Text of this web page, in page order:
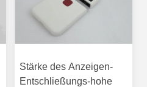
Stärke des Anzeigen-
Entschließungs-hohe